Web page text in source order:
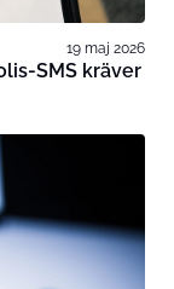
19 maj 2026
SMS kräver